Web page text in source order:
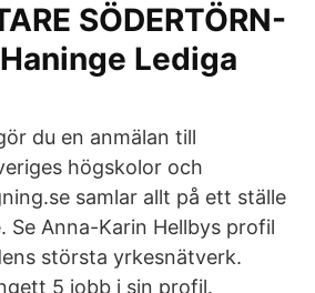
SÖDERTÖRN-
Lediga
du en anmälan till
högskolor och
samlar allt på ett ställe
Se Anna-Karin Hellbys profil
största yrkesnätverk.
5 jobb i sin profil.